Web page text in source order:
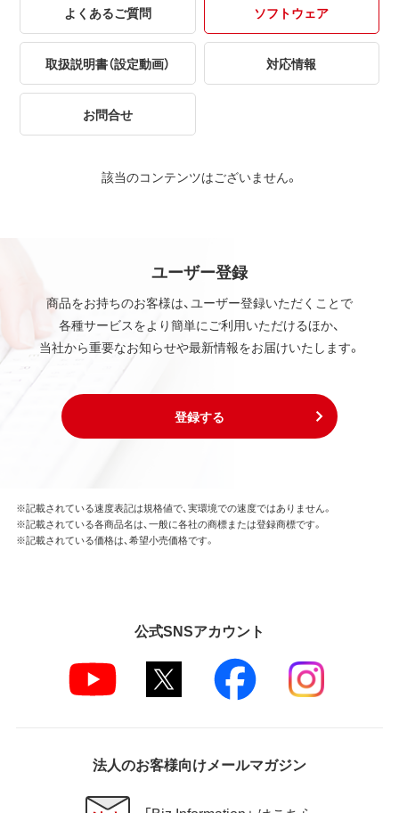
よくあるご質問 ソフトウェア
取扱説明書（設定動画） 対応情報
お問合せ
該当のコンテンツはございません。
ユーザー登録
商品をお持ちのお客様は、ユーザー登録いただくことで
各種サービスをより簡単にご利用いただけるほか、
当社から重要なお知らせや最新情報をお届けいたします。
登録する
※記載されている速度表記は規格値で、実環境での速度ではありません。
※記載されている各商品名は、一般に各社の商標または登録商標です。
※記載されている価格は、希望小売価格です。
公式SNSアカウント
法人のお客様向けメールマガジン